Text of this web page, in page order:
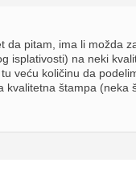
da pitam, ima li možda
isplativosti) na neki
veću količinu da
kvalitetna štampa (neka